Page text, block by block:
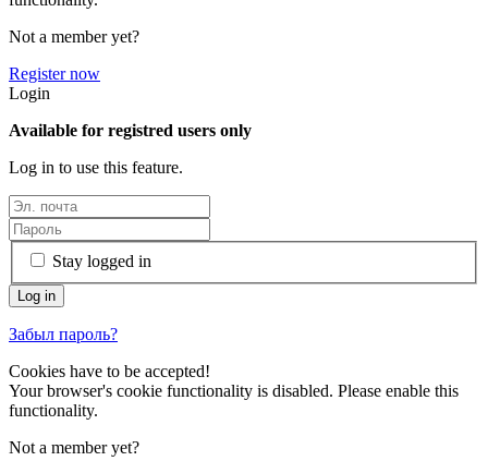
Not a member yet?
Register now
Login
Available for registred users only
Log in to use this feature.
Stay logged in
Забыл пароль?
Cookies have to be accepted!
Your browser's cookie functionality is disabled. Please enable this
functionality.
Not a member yet?